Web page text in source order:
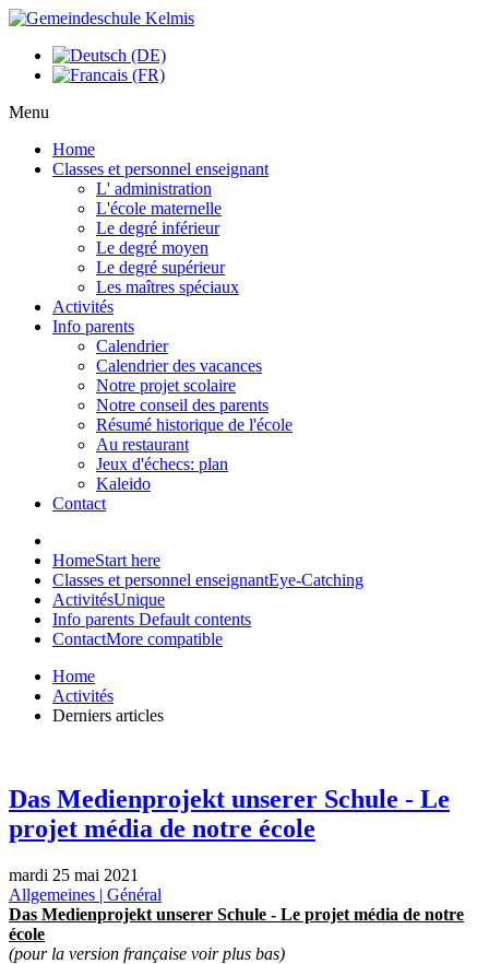
Menu
Home
Classes et personnel enseignant
L' administration
L'école maternelle
Le degré inférieur
Le degré moyen
Le degré supérieur
Les maîtres spéciaux
Activités
Info parents
Calendrier
Calendrier des vacances
Notre projet scolaire
Notre conseil des parents
Résumé historique de l'école
Au restaurant
Jeux d'échecs: plan
Kaleido
Contact
HomeStart here
Classes et personnel enseignantEye-Catching
ActivitésUnique
Info parents Default contents
ContactMore compatible
Home
Activités
Derniers articles
Das Medienprojekt unserer Schule - Le
projet média de notre école
mardi 25 mai 2021
Allgemeines | Général
Das Medienprojekt unserer Schule - Le projet média de notre
école
(pour la version française voir plus bas)